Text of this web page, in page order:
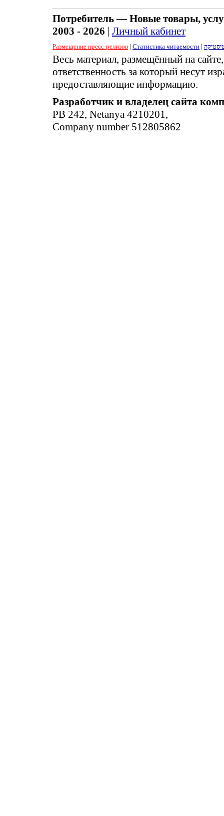
Потребитель — Новые товары,
2003 - 2026 | Личный кабинет
Размещение пресс-релизов | Статистика читаемости |
Весь материал, размещённый на
ответственность за который несут
предоставляющие информацию.
Разработчик и владелец сайта
PB 242, Netanya 4210201,
Company number 512805862